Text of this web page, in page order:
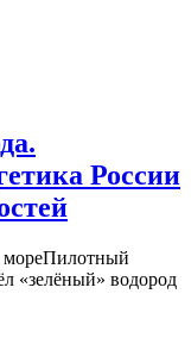
России
мореПилотный
«зелёный» водород